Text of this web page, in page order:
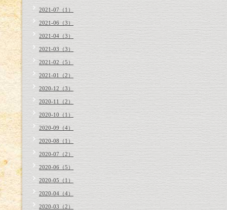
2021-07（1）
2021-06（3）
2021-04（3）
2021-03（3）
2021-02（5）
2021-01（2）
2020-12（3）
2020-11（2）
2020-10（1）
2020-09（4）
2020-08（1）
2020-07（2）
2020-06（5）
2020-05（1）
2020-04（4）
2020-03（2）